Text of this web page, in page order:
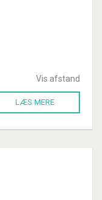
Vis afstand
LÆS MERE